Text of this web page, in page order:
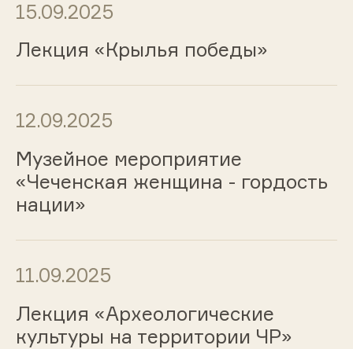
15.09.2025
Лекция «Крылья победы»
12.09.2025
Музейное мероприятие
«Чеченская женщина - гордость
нации»
11.09.2025
Лекция «Археологические
культуры на территории ЧР»